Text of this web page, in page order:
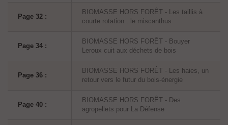
Page 32 :
BIOMASSE HORS FORÊT - Les taillis à
courte rotation : le miscanthus
Page 34 :
BIOMASSE HORS FORÊT - Bouyer
Leroux cuit aux déchets de bois
Page 36 :
BIOMASSE HORS FORÊT - Les haies, un
retour vers le futur du bois-énergie
Page 40 :
BIOMASSE HORS FORÊT - Des
agropellets pour La Défense